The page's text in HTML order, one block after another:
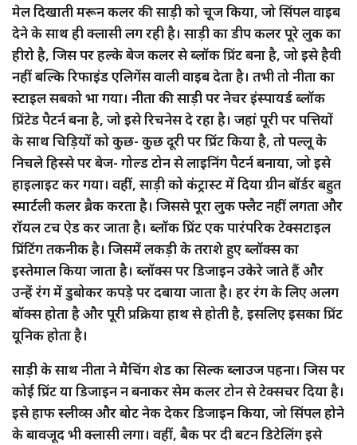
मेल दिखाती मरून कलर की साड़ी को चूज किया, जो सिंपल वाइब
देने के साथ ही क्लासी लग रही है। साड़ी का डीप कलर पूरे लुक का
हीरो है, जिस पर हल्के बेज कलर से ब्लॉक प्रिंट बना है, जो इसे हैवी
नहीं बल्कि रिफाइंड एलिगेंस वाली वाइब देता है। तभी तो नीता का
स्टाइल सबको भा गया। ​नीता की साड़ी पर नेचर इंस्पायर्ड ब्लॉक
प्रिंटेड पैटर्न बना है, जो इसे रिचनेस दे रहा है। जहां पूरी पर पत्तियों
के साथ चिड़ियों को कुछ- कुछ दूरी पर प्रिंट किया है, तो पल्लू के
निचले हिस्से पर बेज- गोल्ड टोन से लाइनिंग पैटर्न बनाया, जो इसे
हाइलाइट कर गया। वहीं, साड़ी को कंट्रास्ट में दिया ग्रीन बॉर्डर बहुत
स्मार्टली कलर ब्रैक करता है। जिससे पूरा लुक फ्लैट नहीं लगता और
रॉयल टच ऐड कर जाता है। ब्लॉक प्रिंट एक पारंपरिक टेक्सटाइल
प्रिंटिंग तकनीक है। जिसमें लकड़ी के तराशे हुए ब्लॉक्स का
इस्तेमाल किया जाता है। ब्लॉक्स पर डिजाइन उकेरे जाते हैं और
उन्हें रंग में डुबोकर कपड़े पर दबाया जाता है। हर रंग के लिए अलग
बॉक्स होता है और पूरी प्रक्रिया हाथ से होती है, इसलिए इसका प्रिंट
यूनिक होता है।
साड़ी के साथ नीता ने मैचिंग शेड का सिल्क ब्लाउज पहना। जिस पर
कोई प्रिंट या डिजाइन न बनाकर सेम कलर टोन से टेक्सचर दिया है।
इसे हाफ स्लीव्स और बोट नेक देकर डिजाइन किया, जो सिंपल होने
के बावजूद भी क्लासी लगा। वहीं, बैक पर दी बटन डिटेलिंग इसे